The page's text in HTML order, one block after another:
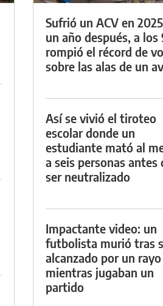
Sufrió un ACV en
un año después, a los
rompió el récord de
sobre las alas de un
Así se vivió el tiroteo
escolar donde un
estudiante mató al
a seis personas antes
ser neutralizado
Impactante video: un
futbolista murió tras
alcanzado por un rayo
mientras jugaban un
partido